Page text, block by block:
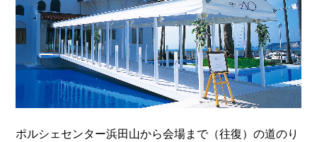
ポルシェセンター浜田山から会場まで（往復）の道のり